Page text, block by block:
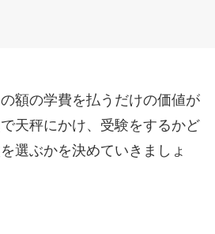
額の学費を払うだけの価値が
天秤にかけ、受験をするかど
選ぶかを決めていきましょ